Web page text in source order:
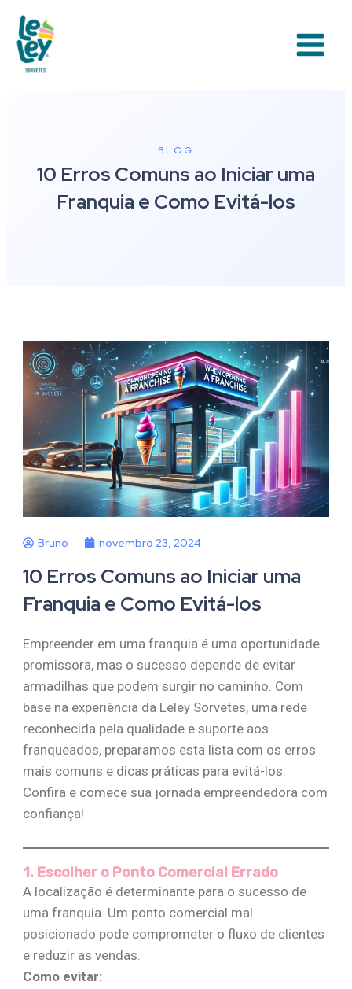
para
conteúdo
Menu
BLOG
10 Erros Comuns ao Iniciar uma
Franquia e Como Evitá-los
Bruno novembro 23, 2024
10 Erros Comuns ao Iniciar uma
Franquia e Como Evitá-los
Empreender em uma franquia é uma oportunidade
promissora, mas o sucesso depende de evitar
armadilhas que podem surgir no caminho. Com
base na experiência da Leley Sorvetes, uma rede
reconhecida pela qualidade e suporte aos
franqueados, preparamos esta lista com os erros
mais comuns e dicas práticas para evitá-los.
Confira e comece sua jornada empreendedora com
confiança!
1. Escolher o Ponto Comercial Errado
A localização é determinante para o sucesso de
uma franquia. Um ponto comercial mal
posicionado pode comprometer o fluxo de clientes
e reduzir as vendas.
Como evitar: